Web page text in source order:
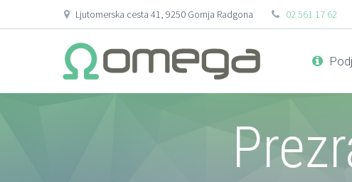
Ljutomerska cesta 41, 9250 Gornja Radgona 02 561 17 62